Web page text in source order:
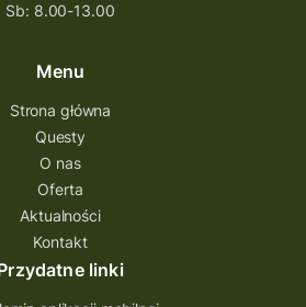
Sb: 8.00-13.00
Menu
Strona główna
Questy
O nas
Oferta
Aktualności
Kontakt
linki